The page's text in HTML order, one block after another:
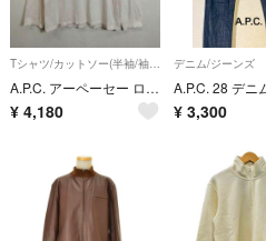
A.P.C. アーペーセー ロンT 長袖 カットソー ワンポイント プリント コットン 古着 ホワイト 1 C709
¥ 4,180
デニム/ジーンズ
¥ 3,300